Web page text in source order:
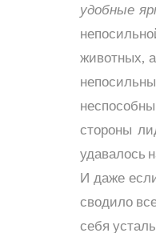
удобные
животных,
стороны
удавалось
И даже
сводило
себя